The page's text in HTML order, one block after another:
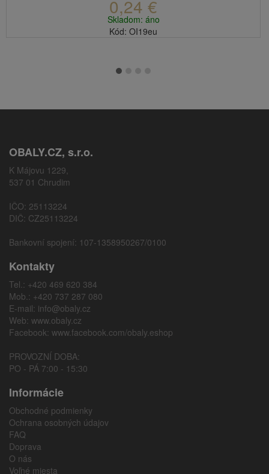
0,24 €
Skladom: áno
Kód: OI19eu
OBALY.CZ, s.r.o.
K Májovu 1229,
537 01 Chrudim
IČO: 25113224
DIČ: CZ25113224
Bankovní spojení: 107-1358950267/0100
Kontakty
Tel.: +420 469 620 384
Mob.: +420 737 287 080
E-mail: info@obaly.cz
Web: www.obaly.cz
Facebook: www.facebook.com/obaly.eshop
PROVOZNÍ DOBA:
PO - PÁ 7:00 - 15:30
Informácie
Obchodné podmienky
Ochrana osobných údajov
FAQ
Doprava
O nás
Voľné miesta